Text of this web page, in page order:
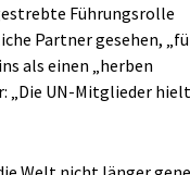
Führungsrolle
Partner gesehen,
als einen „herben
„Die UN-Mitglieder